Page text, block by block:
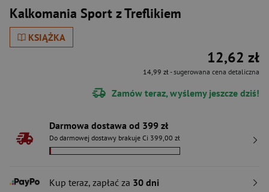
Kalkomania Sport z Treflikiem
KSIĄŻKA
12,62 zł
14,99 zł- sugerowana cena detaliczna
Zamów teraz, wyślemy jeszcze dziś!
Darmowa dostawa od 399 zł
Do darmowej dostawy brakuje Ci 399,00 zł
Kup teraz, zapłać za 30 dni